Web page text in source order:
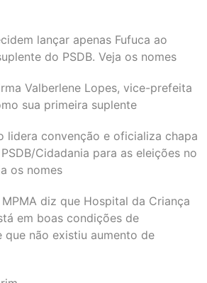
lançar apenas Fufuca ao
do PSDB. Veja os nomes
Valberlene Lopes, vice-prefeita
sua primeira suplente
lidera convenção e oficializa chapa
Cidadania para as eleições no
os nomes
diz que Hospital da Criança
em boas condições de
que não existiu aumento de